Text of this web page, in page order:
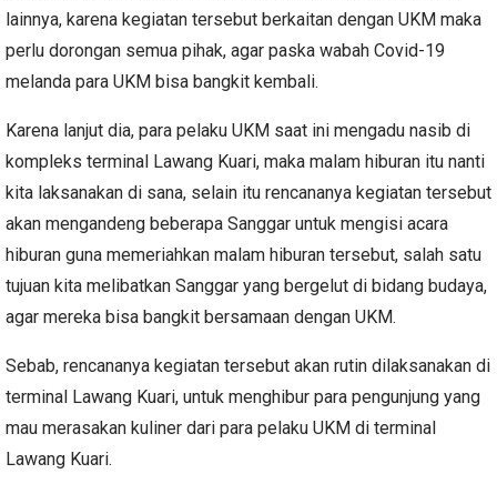
lainnya, karena kegiatan tersebut berkaitan dengan UKM maka
perlu dorongan semua pihak, agar paska wabah Covid-19
melanda para UKM bisa bangkit kembali.
Karena lanjut dia, para pelaku UKM saat ini mengadu nasib di
kompleks terminal Lawang Kuari, maka malam hiburan itu nanti
kita laksanakan di sana, selain itu rencananya kegiatan tersebut
akan mengandeng beberapa Sanggar untuk mengisi acara
hiburan guna memeriahkan malam hiburan tersebut, salah satu
tujuan kita melibatkan Sanggar yang bergelut di bidang budaya,
agar mereka bisa bangkit bersamaan dengan UKM.
Sebab, rencananya kegiatan tersebut akan rutin dilaksanakan di
terminal Lawang Kuari, untuk menghibur para pengunjung yang
mau merasakan kuliner dari para pelaku UKM di terminal
Lawang Kuari.